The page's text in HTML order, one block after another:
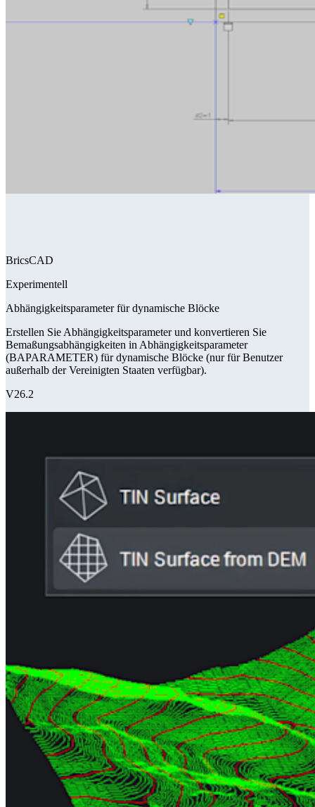
BricsCAD
Experimentell
Abhängigkeitsparameter für dynamische Blöcke
Erstellen Sie Abhängigkeitsparameter und konvertieren Sie
Bemaßungsabhängigkeiten in Abhängigkeitsparameter
(BAPARAMETER) für dynamische Blöcke (nur für Benutzer
außerhalb der Vereinigten Staaten verfügbar).
V26.2